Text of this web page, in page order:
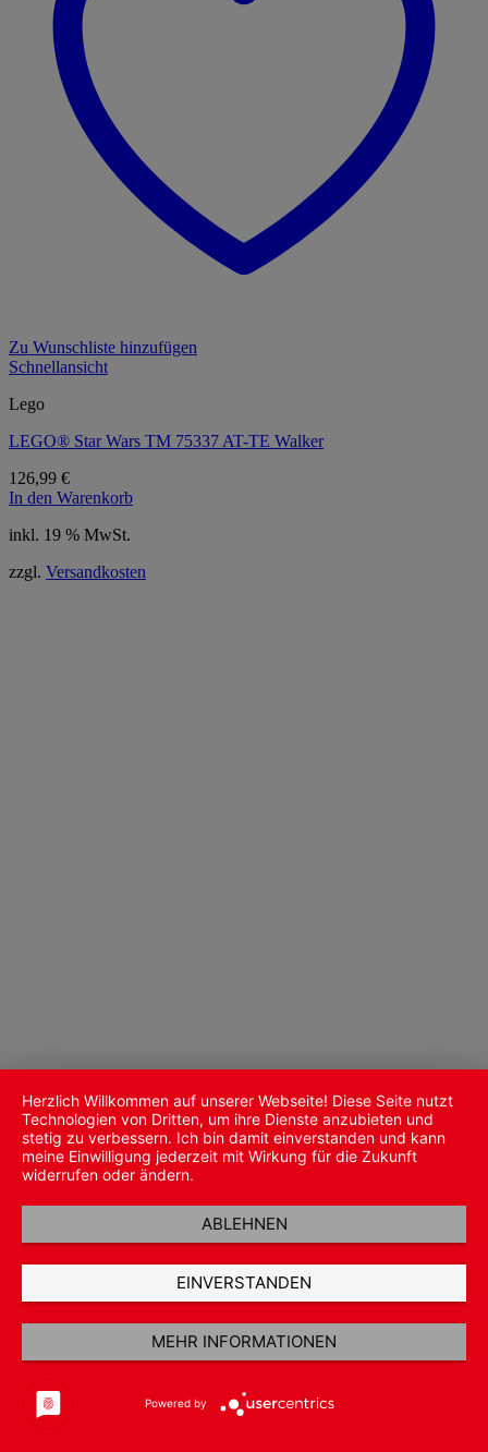
Zu Wunschliste hinzufügen
Schnellansicht
Lego
LEGO® Star Wars TM 75337 AT-TE Walker
126,99 €
In den Warenkorb
inkl. 19 % MwSt.
zzgl. Versandkosten
Herzlich Willkommen auf unserer Webseite! Diese Seite nutzt
Technologien von Dritten, um ihre Dienste anzubieten und
stetig zu verbessern. Ich bin damit einverstanden und kann
meine Einwilligung jederzeit mit Wirkung für die Zukunft
widerrufen oder ändern.
ABLEHNEN
EINVERSTANDEN
MEHR INFORMATIONEN
Powered by